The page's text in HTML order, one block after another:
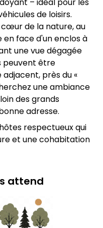
de loisirs.
de la nature, au
en face d'un enclos à
une vue dégagée
peuvent être
près du «
une ambiance
des grands
adresse.
respectueux qui
et une cohabitation
attend